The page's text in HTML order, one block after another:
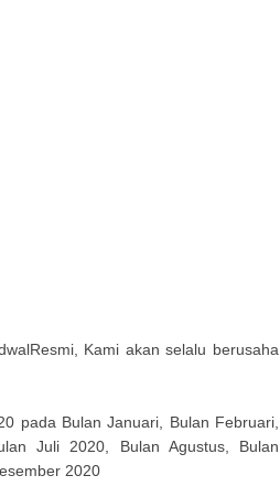
Kami akan selalu berusaha
pada Bulan Januari, Bulan Februari,
Juli 2020, Bulan Agustus, Bulan
2020